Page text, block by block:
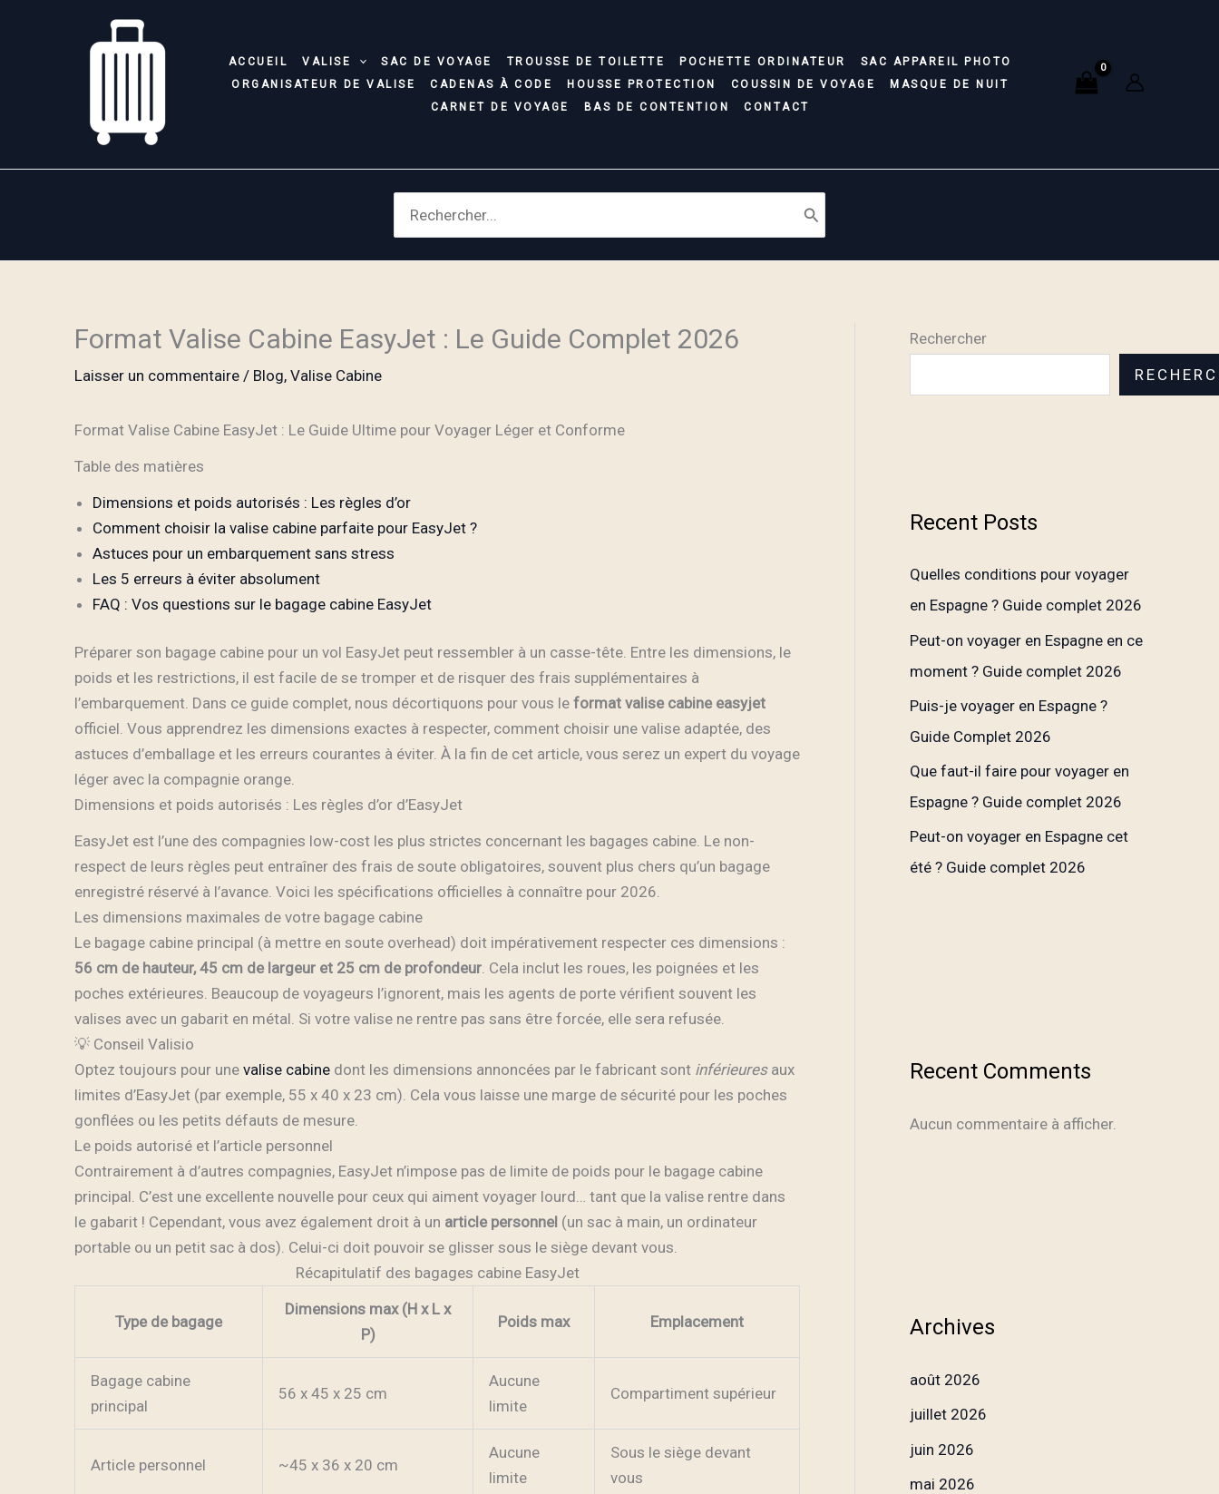
ACCUEIL VALISE SAC DE VOYAGE TROUSSE DE TOILETTE POCHETTE ORDINATEUR
SAC APPAREIL PHOTO
ORGANISATEUR DE VALISE
CADENAS À CODE HOUSSE PROTECTION COUSSIN DE VOYAGE
MASQUE DE NUIT
CARNET DE VOYAGE
BAS DE CONTENTION CONTACT
Search
for:
Format Valise Cabine EasyJet : Le Guide Complet 2026
Laisser un commentaire / Blog, Valise Cabine
Format Valise Cabine EasyJet : Le Guide Ultime pour Voyager Léger et Conforme
Table des matières
Dimensions et poids autorisés : Les règles d’or
Comment choisir la valise cabine parfaite pour EasyJet ?
Astuces pour un embarquement sans stress
Les 5 erreurs à éviter absolument
FAQ : Vos questions sur le bagage cabine EasyJet
Préparer son bagage cabine pour un vol EasyJet peut ressembler à un casse-tête. Entre les dimensions, le
poids et les restrictions, il est facile de se tromper et de risquer des frais supplémentaires à
l’embarquement. Dans ce guide complet, nous décortiquons pour vous le format valise cabine easyjet
officiel. Vous apprendrez les dimensions exactes à respecter, comment choisir une valise adaptée, des
astuces d’emballage et les erreurs courantes à éviter. À la fin de cet article, vous serez un expert du voyage
léger avec la compagnie orange.
Dimensions et poids autorisés : Les règles d’or d’EasyJet
EasyJet est l’une des compagnies low-cost les plus strictes concernant les bagages cabine. Le non-
respect de leurs règles peut entraîner des frais de soute obligatoires, souvent plus chers qu’un bagage
enregistré réservé à l’avance. Voici les spécifications officielles à connaître pour 2026.
Les dimensions maximales de votre bagage cabine
Le bagage cabine principal (à mettre en soute overhead) doit impérativement respecter ces dimensions :
56 cm de hauteur, 45 cm de largeur et 25 cm de profondeur. Cela inclut les roues, les poignées et les
poches extérieures. Beaucoup de voyageurs l’ignorent, mais les agents de porte vérifient souvent les
valises avec un gabarit en métal. Si votre valise ne rentre pas sans être forcée, elle sera refusée.
💡 Conseil Valisio
Optez toujours pour une valise cabine dont les dimensions annoncées par le fabricant sont inférieuresaux
limites d’EasyJet (par exemple, 55 x 40 x 23 cm). Cela vous laisse une marge de sécurité pour les poches
gonflées ou les petits défauts de mesure.
Le poids autorisé et l’article personnel
Contrairement à d’autres compagnies, EasyJet n’impose pas de limite de poids pour le bagage cabine
principal. C’est une excellente nouvelle pour ceux qui aiment voyager lourd… tant que la valise rentre dans
le gabarit ! Cependant, vous avez également droit à un article personnel (un sac à main, un ordinateur
portable ou un petit sac à dos). Celui-ci doit pouvoir se glisser sous le siège devant vous.
Récapitulatif des bagages cabine EasyJet
Type de bagage
Dimensions max (H x L x
P)
Poids max Emplacement
Bagage cabine
principal
56 x 45 x 25 cm
Aucune
limite
Compartiment supérieur
Article personnel ~45 x 36 x 20 cm
Aucune
limite
Sous le siège devant
vous
Rechercher
Recent Posts
Quelles conditions pour voyager
en Espagne ? Guide complet 2026
Peut-on voyager en Espagne en ce
moment ? Guide complet 2026
Puis-je voyager en Espagne ?
Guide Complet 2026
Que faut-il faire pour voyager en
Espagne ? Guide complet 2026
Peut-on voyager en Espagne cet
été ? Guide complet 2026
Recent Comments
Aucun commentaire à afficher.
Archives
août 2026
juillet 2026
juin 2026
mai 2026